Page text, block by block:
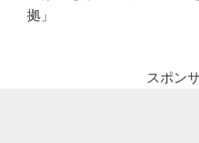
拠」
スポン